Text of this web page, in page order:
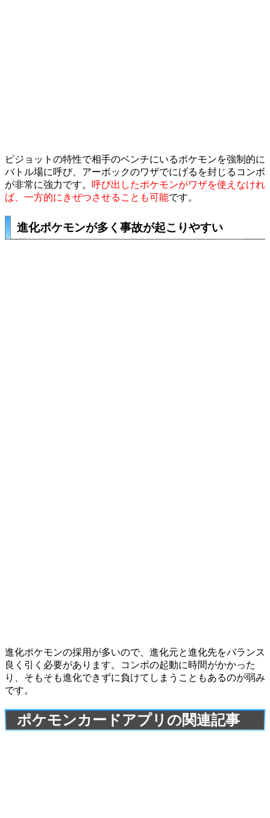
ピジョット の特性で相手のベンチにいるポケモンを強制的に
バトル場に呼び、 アーボックのワザでにげるを封じるコンボ
が非常に強力です。 呼び出したポケモンがワザを使えなけれ
ば、一方的にきぜつさせることも可能です。
進化ポケモンが多く事故が起こりやすい
進化ポケモンの採用が多いので、進化元と進化先をバランス
良く引く必要があります。コンボの起動に時間がかかった
り、そもそも進化できずに負けてしまうこともあるのが弱み
です。
ポケモンカードアプリの関連記事